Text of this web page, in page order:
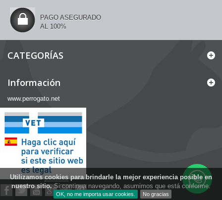
Utilizamos cookies para brindarle la mejor experiencia posible en
nuestro sitio. Si continua navegando, asumimos que está conforme.
OK, no me importa usar cookies. No gracias
PAGO ASEGURADO
AL 100%
CATEGORÍAS
Información
www.perrogato.net